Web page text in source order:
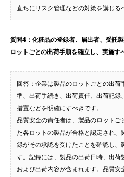
直ちにリスク管理などの対策を講じる
質問4：化粧品の登録者、届出者、受託
ロットごとの出荷手順を確立し、実施す
回答：企業は製品のロットごとの出
準、出荷手続き、出荷責任、出荷記録
措置などを明確にすべきです。
品質安全の責任者は、製品のロット
た各ロットの製品が合格と認定され
録がその承認を受けたことを確認し、
す。記録には、製品の出荷日時、出荷
および出荷内容が含まれます。品質